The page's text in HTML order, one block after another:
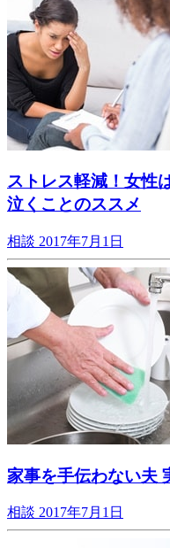
ストレス軽減！女性
泣くことのススメ
相談 2017年7月1日
家事を手伝わない夫
相談 2017年7月1日